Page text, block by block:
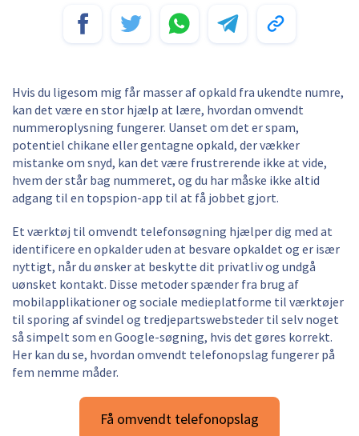
Hvis du ligesom mig får masser af opkald fra ukendte numre,
kan det være en stor hjælp at lære, hvordan omvendt
nummeroplysning fungerer. Uanset om det er spam,
potentiel chikane eller gentagne opkald, der vækker
mistanke om snyd, kan det være frustrerende ikke at vide,
hvem der står bag nummeret, og du har måske ikke altid
adgang til en topspion-app til at få jobbet gjort.
Et værktøj til omvendt telefonsøgning hjælper dig med at
identificere en opkalder uden at besvare opkaldet og er især
nyttigt, når du ønsker at beskytte dit privatliv og undgå
uønsket kontakt. Disse metoder spænder fra brug af
mobilapplikationer og sociale medieplatforme til værktøjer
til sporing af svindel og tredjepartswebsteder til selv noget
så simpelt som en Google-søgning, hvis det gøres korrekt.
Her kan du se, hvordan omvendt telefonopslag fungerer på
fem nemme måder.
Få omvendt telefonopslag